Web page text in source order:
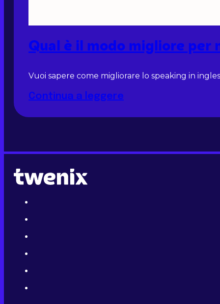
Qual è il modo migliore per
Vuoi sapere come migliorare lo speaking in
Continua a leggere